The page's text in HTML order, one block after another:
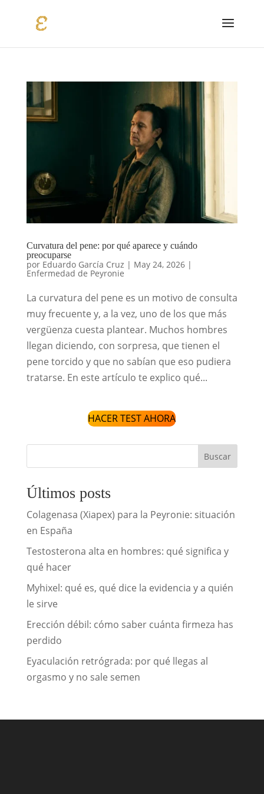
Curvatura del pene: por qué aparece y cuándo
preocuparse
por Eduardo García Cruz | May 24, 2026|
Enfermedad de Peyronie
La curvatura del pene es un motivo de consulta
muy frecuente y, a la vez, uno de los que más
vergüenza cuesta plantear. Muchos hombres
llegan diciendo, con sorpresa, que tienen el
pene torcido y que no sabían que eso pudiera
tratarse. En este artículo te explico qué...
HACER TEST AHORA
Buscar
Últimos posts
Colagenasa (Xiapex) para la Peyronie: situación
en España
Testosterona alta en hombres: qué significa y
qué hacer
Myhixel: qué es, qué dice la evidencia y a quién
le sirve
Erección débil: cómo saber cuánta firmeza has
perdido
Eyaculación retrógrada: por qué llegas al
orgasmo y no sale semen